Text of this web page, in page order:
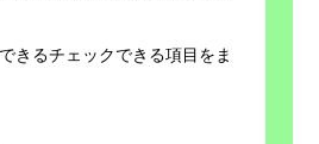
きるチェックできる項目をま